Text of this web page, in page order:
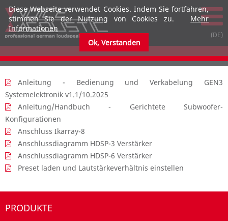
Anleitung - Bedienung und Verkabelung GEN3
Systemelektronik v1.1/10.2025
Anleitung/Handbuch - Gerichtete Subwoofer-
Konfigurationen
Anschluss Ikarray-8
Anschlussdiagramm HDSP-3 Verstärker
Anschlussdiagramm HDSP-6 Verstärker
Preset laden und Lautstärkeverhältnis einstellen
PRODUKTE
Diese Webseite verwendet Cookies. Indem Sie fortfahren,
stimmen Sie der Nutzung von Cookies zu.
Mehr
Informationen
Ok, Verstanden